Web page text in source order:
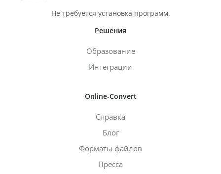
Не требуется установка программ.
Решения
Образование
Интеграции
Online-Convert
Справка
Блог
Форматы файлов
Пресса